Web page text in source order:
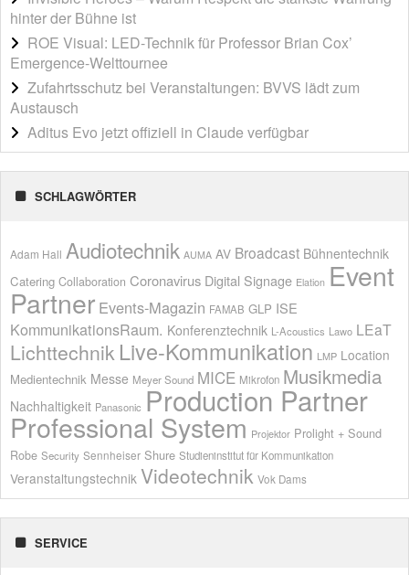
hinter der Bühne ist
ROE Visual: LED-Technik für Professor Brian Cox’
Emergence-Welttournee
Zufahrtsschutz bei Veranstaltungen: BVVS lädt zum
Austausch
Aditus Evo jetzt offiziell in Claude verfügbar
SCHLAGWÖRTER
Adam Hall Audiotechnik AUMA AV Broadcast Bühnentechnik
Catering Collaboration Coronavirus Digital Signage Elation Event
Partner Events-Magazin FAMAB GLP ISE
KommunikationsRaum. Konferenztechnik L-Acoustics Lawo LEaT
Lichttechnik Live-Kommunikation LMP Location
Medientechnik Messe Meyer Sound MICE Mikrofon Musikmedia
Nachhaltigkeit Panasonic Production Partner
Professional System Projektor Prolight + Sound
Robe Security Sennheiser Shure Studieninstitut für Kommunikation
Veranstaltungstechnik Videotechnik Vok Dams
SERVICE